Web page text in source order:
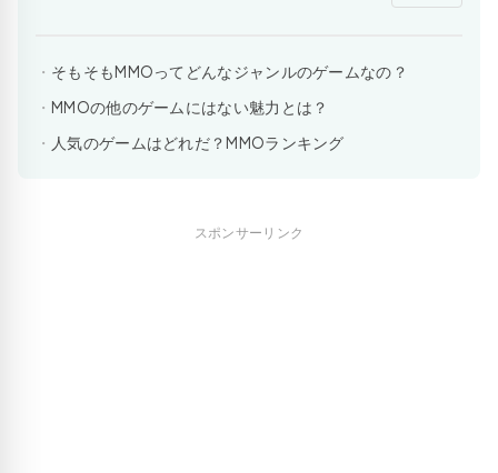
そもそもMMOってどんなジャンルのゲームなの？
MMOの他のゲームにはない魅力とは？
人気のゲームはどれだ？MMOランキング
スポンサーリンク